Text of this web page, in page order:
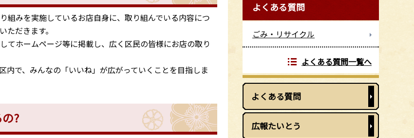
組みを実施しているお店自身に、取り組んでいる内容につ
だきます。
てホームページ等に掲載し、広く区民の皆様にお店の取り
で、みんなの「いいね」が広がっていくことを目指しま
?
よくある質問
ごみ・リサイクル
よくある質問一覧へ
よくある質問
広報たいとう